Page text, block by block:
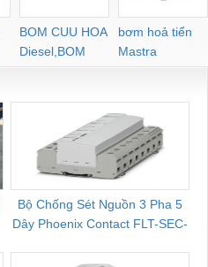
BOM CUU HOA
Diesel,BOM
CHUA CHAY
bơm hoả tiển
Mastra
Bộ Chống Sét Nguồn 3 Pha 5
Dây Phoenix Contact FLT-SEC-